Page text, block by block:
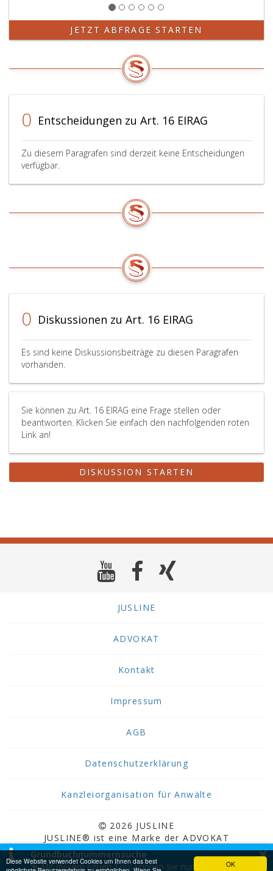
OK
Diese Website verwendet Cookies um Ihnen das best
JETZT ABFRAGE STARTEN
0 Entscheidungen zu Art. 16 EIRAG
Zu diesem Paragrafen sind derzeit keine Entscheidungen
verfügbar.
0 Diskussionen zu Art. 16 EIRAG
Es sind keine Diskussionsbeiträge zu diesen Paragrafen
vorhanden.
Sie können zu Art. 16 EIRAG eine Frage stellen oder
beantworten. Klicken Sie einfach den nachfolgenden roten
Link an!
DISKUSSION STARTEN
JUSLINE
ADVOKAT
Kontakt
Impressum
AGB
Datenschutzerklärung
Kanzleiorganisation für Anwälte
2026 JUSLINE
JUSLINE® ist eine Marke der ADVOKAT
Unternehmensberatung Greiter & Greiter GmbH.
×
Grundbuchnummernsuche
Mit diesem neuen Tool können Sie nun